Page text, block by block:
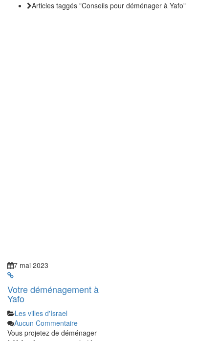
Articles taggés "Conseils pour déménager à Yafo"
7 mai 2023
Votre déménagement à
Yafo
Les villes d'Israel
Aucun Commentaire
Vous projetez de déménager